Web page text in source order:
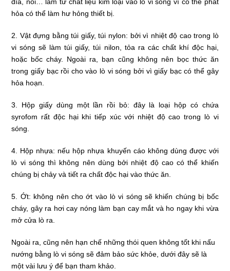
đĩa, nồi… làm từ chất liệu kim loại vào lò vi sóng vì có thể phát
hỏa có thể làm hư hỏng thiết bị.
2. Vật đựng bằng túi giấy, túi nylon: bởi vì nhiệt độ cao trong lò
vi sóng sẽ làm túi giấy, túi nilon, tỏa ra các chất khí độc hại,
hoặc bốc cháy. Ngoài ra, bạn cũng không nên bọc thức ăn
trong giấy bạc rồi cho vào lò vi sóng bởi vì giấy bạc có thể gây
hỏa hoạn.
3. Hộp giấy dùng một lần rồi bỏ: đây là loại hộp có chứa
syrofom rất độc hại khi tiếp xúc với nhiệt độ cao trong lò vi
sóng.
4. Hộp nhựa: nếu hộp nhựa khuyến cáo không dùng được với
lò vi sóng thì không nên dùng bởi nhiệt độ cao có thể khiến
chúng bị chảy và tiết ra chất độc hại vào thức ăn.
5. Ớt: không nên cho ớt vào lò vi sóng sẽ khiến chúng bị bốc
cháy, gây ra hơi cay nóng làm bạn cay mắt và ho ngay khi vừa
mở cửa lò ra.
Ngoài ra, cũng nên hạn chế những thói quen không tốt khi nấu
nướng bằng lò vi sóng sẽ đảm bảo sức khỏe, dưới đây sẽ là
một vài lưu ý để bạn tham khảo.